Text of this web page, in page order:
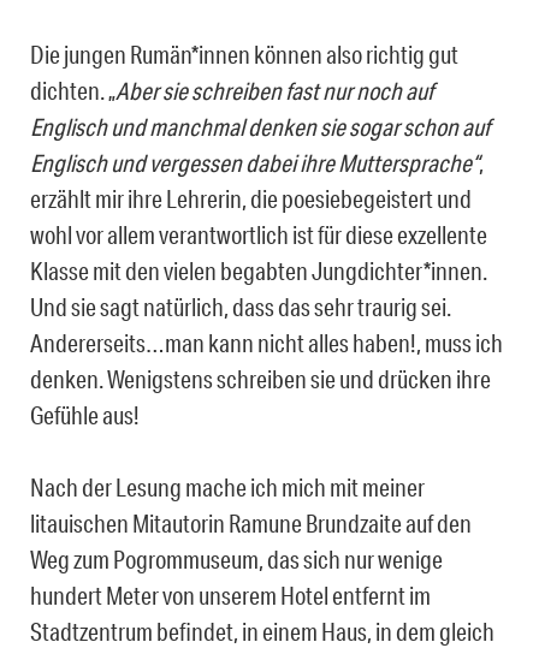
Die jungen Rumän*innen können also richtig gut
dichten. „Aber sie schreiben fast nur noch auf
Englisch und manchmal denken sie sogar schon auf
Englisch und vergessen dabei ihre Muttersprache“,
erzählt mir ihre Lehrerin, die poesiebegeistert und
wohl vor allem verantwortlich ist für diese exzellente
Klasse mit den vielen begabten Jungdichter*innen.
Und sie sagt natürlich, dass das sehr traurig sei.
Andererseits…man kann nicht alles haben!, muss ich
denken. Wenigstens schreiben sie und drücken ihre
Gefühle aus!
Nach der Lesung mache ich mich mit meiner
litauischen Mitautorin Ramune Brundzaite auf den
Weg zum Pogrommuseum, das sich nur wenige
hundert Meter von unserem Hotel entfernt im
Stadtzentrum befindet, in einem Haus, in dem gleich